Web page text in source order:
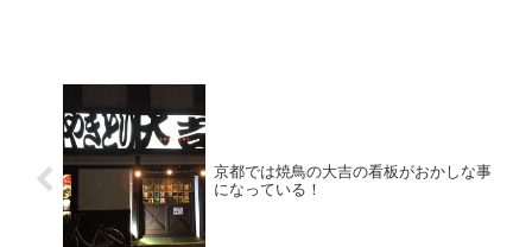
京都では焼鳥の大吉の看板がおかしな事
になっている！